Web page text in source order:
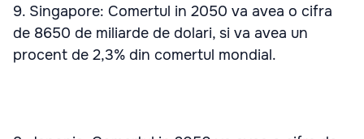
9. Singapore: Comertul in 2050 va avea o cifra
de 8650 de miliarde de dolari, si va avea un
procent de 2,3% din comertul mondial.